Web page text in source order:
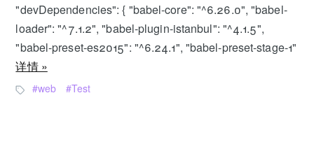
"devDependencies": { "babel-core": "^6.26.0", "babel-
loader": "^7.1.2", "babel-plugin-istanbul": "^4.1.5",
"babel-preset-es2015": "^6.24.1", "babel-preset-stage-1"
详情 »
web Test